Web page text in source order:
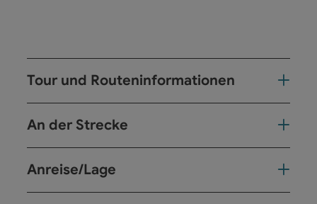
Tour und Routeninformationen
An der Strecke
Anreise/Lage